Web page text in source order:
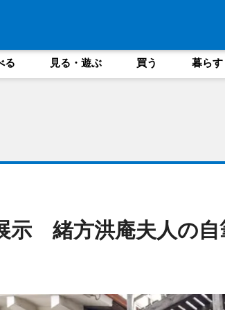
る 見る・遊ぶ 買う 暮らす
示 緒方洪庵夫人の自